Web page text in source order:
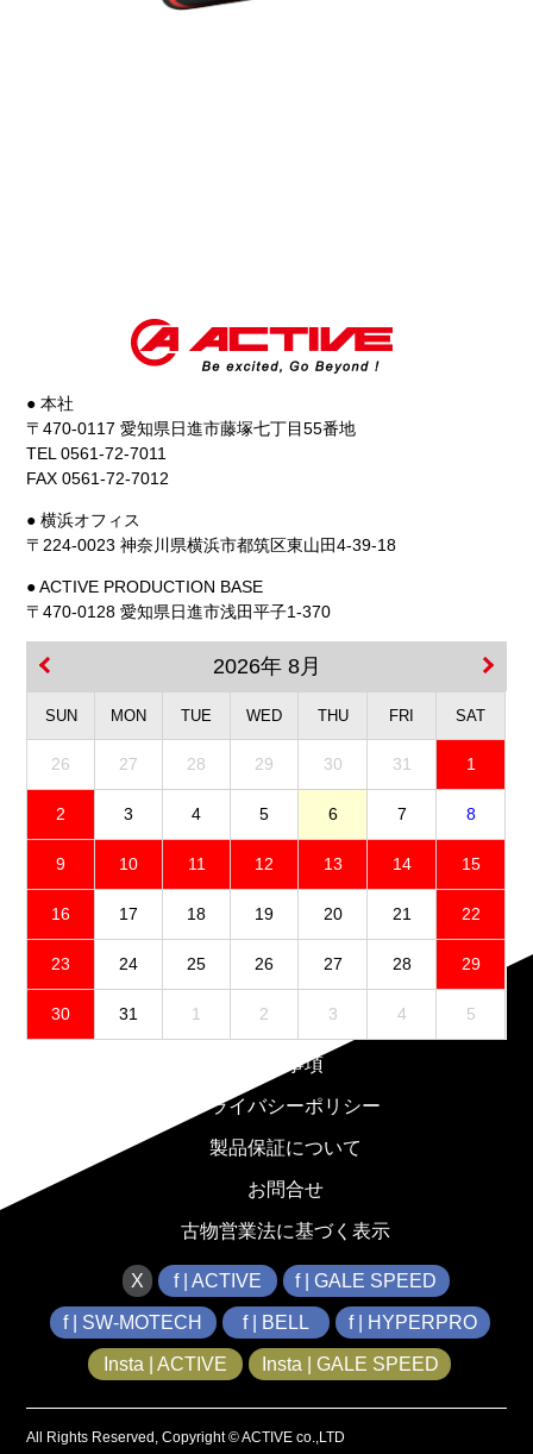
● 本社
〒470-0117 愛知県日進市藤塚七丁目55番地
TEL 0561-72-7011
FAX 0561-72-7012
● 横浜オフィス
〒224-0023 神奈川県横浜市都筑区東山田4-39-18
● ACTIVE PRODUCTION BASE
〒470-0128 愛知県日進市浅田平子1-370
2026年 8月
SUN MON TUE WED THU FRI SAT
26 27 28 29 30 31 1
2 3 4 5 6 7 8
9 10 11 12 13 14 15
16 17 18 19 20 21 22
23 24 25 26 27 28 29
30 31 1 2 3 4 5
免責事項
プライバシーポリシー
製品保証について
お問合せ
古物営業法に基づく表示
X f | ACTIVE f | GALE SPEED
f | SW-MOTECH f | BELL f | HYPERPRO
Insta | ACTIVE Insta | GALE SPEED
All Rights Reserved, Copyright © ACTIVE co.,LTD